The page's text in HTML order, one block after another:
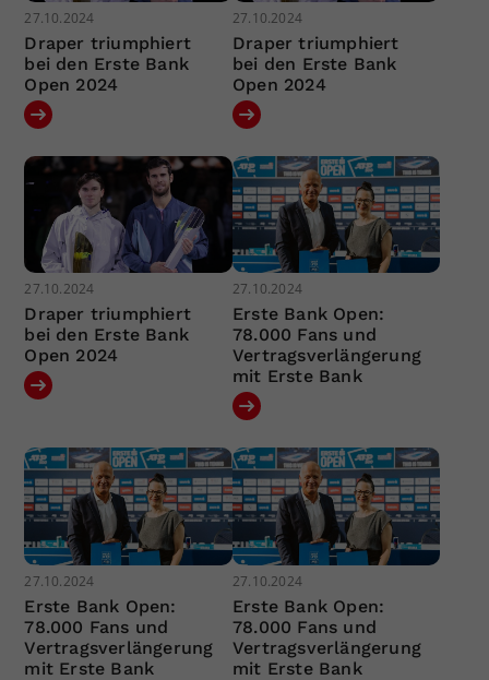
27.10.2024
Draper triumphiert
bei den Erste Bank
Open 2024
27.10.2024
Draper triumphiert
bei den Erste Bank
Open 2024
27.10.2024
Draper triumphiert
bei den Erste Bank
Open 2024
27.10.2024
Erste Bank Open:
78.000 Fans und
Vertragsverlängerung
mit Erste Bank
27.10.2024
Erste Bank Open:
78.000 Fans und
Vertragsverlängerung
mit Erste Bank
27.10.2024
Erste Bank Open:
78.000 Fans und
Vertragsverlängerung
mit Erste Bank